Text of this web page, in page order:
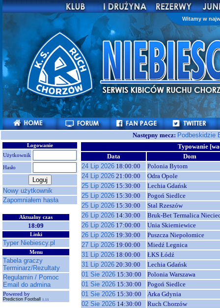
Witamy w
Następny mecz: Podbeskidzie
Logowanie
Użytkownik
Hasło
Nowy użytkownik
Zapomniałem hasła
Aktualny czas
18:09
Linki
Typer Niebiescy.pl
Menu
Tabela graczy
Terminarz/Rezultaty
Regulamin / Pomoc
Email do admina
Powered by
Prediction Football 1.11
Typowanie
Data
Dom
24 Lip 2026 18:00:00
Polonia Bytom
24 Lip 2026 21:00:00
Odra Opole
25 Lip 2026 15:30:00
Lechia Gdańsk
25 Lip 2026 15:30:00
Pogoń Siedlce
25 Lip 2026 15:30:00
Stal Rzeszów
26 Lip 2026 14:30:00
Bruk-Bet Termalica
26 Lip 2026 17:00:00
Unia Skierniewice
26 Lip 2026 19:30:00
Puszcza Niepołomice
27 Lip 2026 19:00:00
Miedź Legnica
31 Lip 2026 18:00:00
ŁKS Łódź
31 Lip 2026 20:30:00
Lechia Gdańsk
01 Sie 2026 15:30:00
Polonia Warszawa
01 Sie 2026 15:30:00
Pogoń Siedlce
01 Sie 2026 15:30:00
Arka Gdynia
02 Sie 2026 14:30:00
Ruch Chorzów